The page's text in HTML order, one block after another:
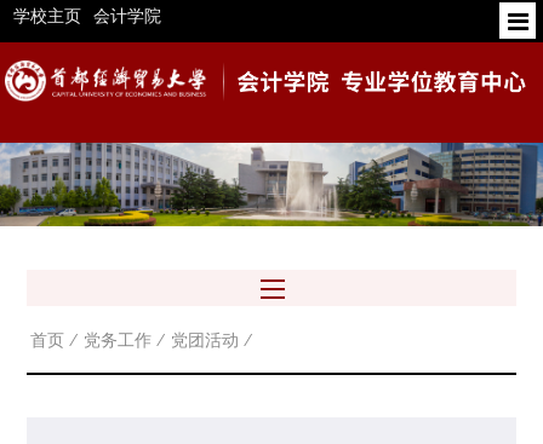
学校主页 会计学院
首页 ⁄ 党务工作 ⁄ 党团活动 ⁄